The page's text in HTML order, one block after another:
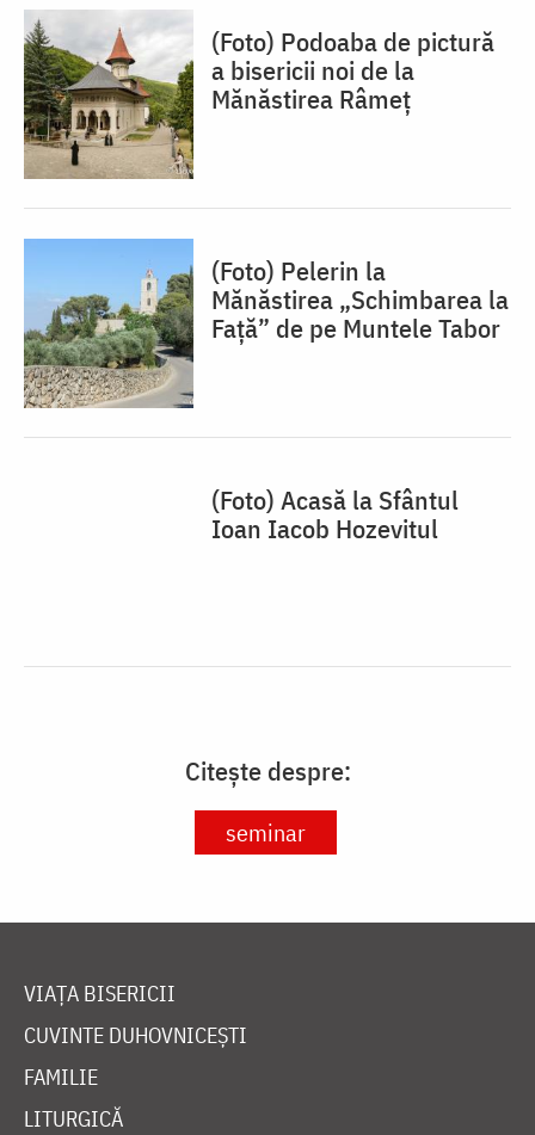
(Foto) Podoaba de pictură
a bisericii noi de la
Mănăstirea Râmeț
(Foto) Pelerin la
Mănăstirea „Schimbarea la
Față” de pe Muntele Tabor
(Foto) Acasă la Sfântul
Ioan Iacob Hozevitul
Citește despre:
seminar
VIAȚA BISERICII
CUVINTE DUHOVNICEȘTI
FAMILIE
LITURGICĂ